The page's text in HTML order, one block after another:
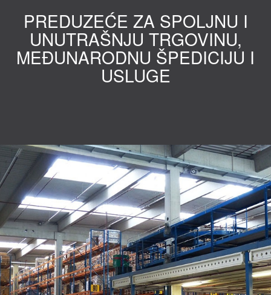
PREDUZEĆE ZA SPOLJNU I
UNUTRAŠNJU TRGOVINU,
MEĐUNARODNU ŠPEDICIJU I
USLUGE